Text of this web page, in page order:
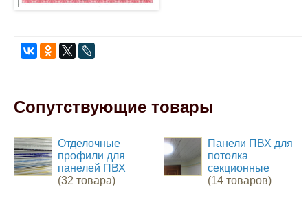
Сопутствующие товары
Отделочные
профили для
панелей ПВХ
(32 товара)
Панели ПВХ для
потолка
секционные
(14 товаров)